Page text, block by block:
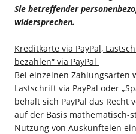
Sie betreffender
widersprechen.
Kreditkarte via PayPal,
bezahlen“ via PayPal
Bei einzelnen Zahlungsarten
Lastschrift via PayPal oder
behält sich PayPal das Recht
auf der Basis mathematisch-
Nutzung von Auskunfteien